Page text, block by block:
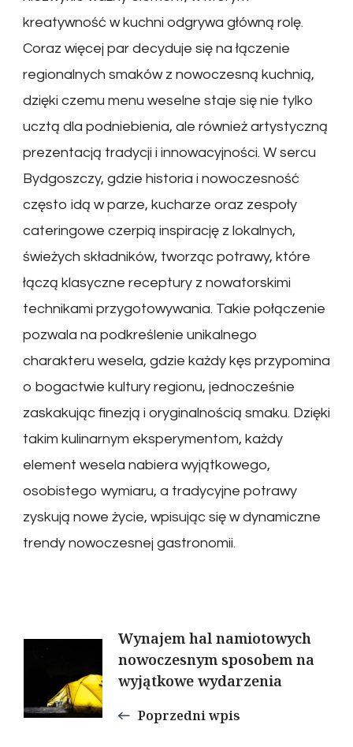
kreatywność w kuchni odgrywa główną rolę.
Coraz więcej par decyduje się na łączenie
regionalnych smaków z nowoczesną kuchnią,
dzięki czemu menu weselne staje się nie tylko
ucztą dla podniebienia, ale również artystyczną
prezentacją tradycji i innowacyjności. W sercu
Bydgoszczy, gdzie historia i nowoczesność
często idą w parze, kucharze oraz zespoły
cateringowe czerpią inspirację z lokalnych,
świeżych składników, tworząc potrawy, które
łączą klasyczne receptury z nowatorskimi
technikami przygotowywania. Takie połączenie
pozwala na podkreślenie unikalnego
charakteru wesela, gdzie każdy kęs przypomina
o bogactwie kultury regionu, jednocześnie
zaskakując finezją i oryginalnością smaku. Dzięki
takim kulinarnym eksperymentom, każdy
element wesela nabiera wyjątkowego,
osobistego wymiaru, a tradycyjne potrawy
zyskują nowe życie, wpisując się w dynamiczne
trendy nowoczesnej gastronomii.
Nawigacja
wpisu
Wynajem hal namiotowych
nowoczesnym sposobem na
wyjątkowe wydarzenia
Poprzedni wpis